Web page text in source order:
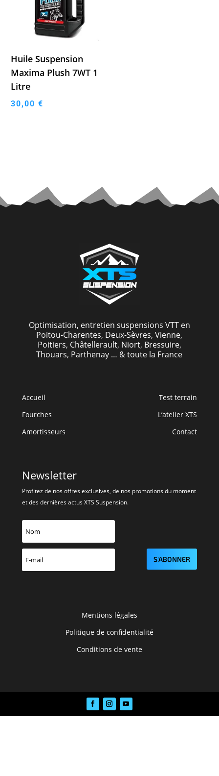
Huile Suspension
Maxima Plush 7WT 1
Litre
30,00€
Optimisation, entretien suspensions VTT en
Poitou-Charentes, Deux-Sèvres, Vienne,
Poitiers, Châtellerault, Niort, Bressuire,
Thouars, Parthenay … & toute la France
Accueil
Fourches
Amortisseurs
Test terrain
L’atelier XTS
Contact
Newsletter
Profitez de nos offres exclusives, de nos promotions du moment
et des dernières actus XTS Suspension.
S'ABONNER
Mentions légales
Politique de confidentialité
Conditions de vente